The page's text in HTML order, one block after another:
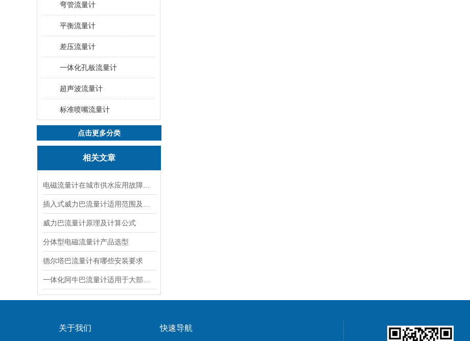
弯管流量计
平衡流量计
差压流量计
一体化孔板流量计
超声波流量计
标准喷嘴流量计
点击更多分类
相关文章
威力巴流量计原理及计算公式
分体型电磁流量计产品选型
德尔塔巴流量计有哪些安装要求
关于我们 快速导航